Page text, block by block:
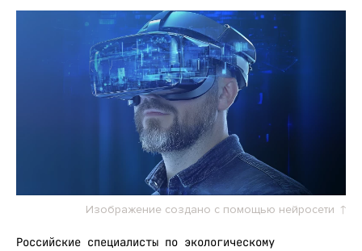
Изображение создано с помощью нейросети
Российские специалисты по экологическому